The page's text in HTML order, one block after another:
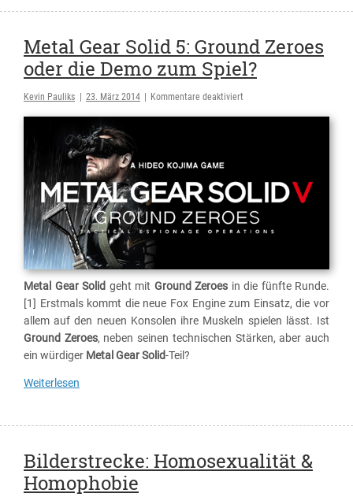
Metal Gear Solid 5: Ground Zeroes
oder die Demo zum Spiel?
Kevin Pauliks 23. März 2014 Kommentare deaktiviert
Zeroes
oder
die
Demo
Metal Gear Solid geht mit Ground Zeroes in die fünfte Runde.
[1] Erstmals kommt die neue Fox Engine zum Einsatz, die vor
allem auf den neuen Konsolen ihre Muskeln spielen lässt. Ist
Ground Zeroes, neben seinen technischen Stärken, aber auch
ein würdiger Metal Gear Solid-Teil?
Weiterlesen
Bilderstrecke: Homosexualität &
Homophobie